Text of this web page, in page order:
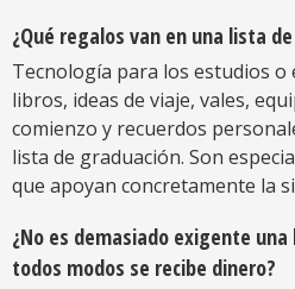
¿Qué regalos van en una lista
Tecnología para los estudios
libros, ideas de viaje, vales,
comienzo y recuerdos
lista de graduación. Son
que apoyan concretamente la
¿No es demasiado exigente
todos modos se recibe dinero?